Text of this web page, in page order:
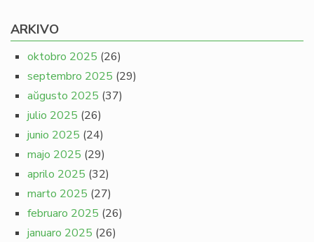
ARKIVO
oktobro 2025 (26)
septembro 2025 (29)
aŭgusto 2025 (37)
julio 2025 (26)
junio 2025 (24)
majo 2025 (29)
aprilo 2025 (32)
marto 2025 (27)
februaro 2025 (26)
januaro 2025 (26)